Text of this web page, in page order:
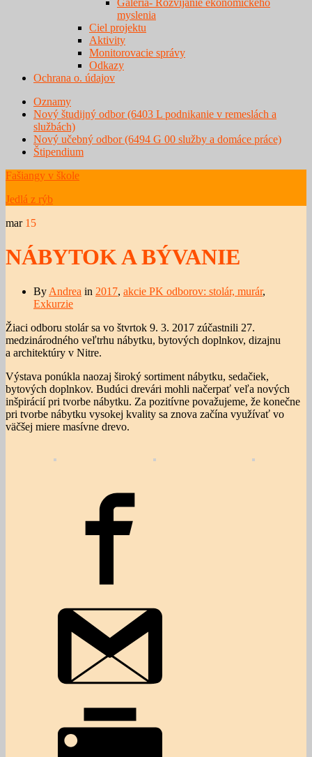
Galéria- Rozvíjanie ekonomického
myslenia
Ciel projektu
Aktivity
Monitorovacie správy
Odkazy
Ochrana o. údajov
Oznamy
Nový študijný odbor (6403 L podnikanie v remeslách a
službách)
Nový učebný odbor (6494 G 00 služby a domáce práce)
Štipendium
Fašiangy v škole
Jedlá z rýb
mar 15
NÁBYTOK A BÝVANIE
By Andrea in 2017, akcie PK odborov: stolár, murár,
Exkurzie
Žiaci odboru stolár sa vo štvrtok 9. 3. 2017 zúčastnili 27.
medzinárodného veľtrhu nábytku, bytových doplnkov, dizajnu
a architektúry v Nitre.
Výstava ponúkla naozaj široký sortiment nábytku, sedačiek,
bytových doplnkov. Budúci drevári mohli načerpať veľa nových
inšpirácií pri tvorbe nábytku. Za pozitívne považujeme, že konečne
pri tvorbe nábytku vysokej kvality sa znova začína využívať vo
väčšej miere masívne drevo.